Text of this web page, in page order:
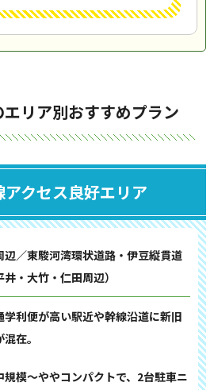
リア別おすすめプラン
クセス良好エリア
辺／東駿河湾環状道路・伊豆縦貫道
・大竹・仁田周辺）
学利便が高い駅近や幹線沿道に新旧
在。
規模～ややコンパクトで、2台駐車ニ